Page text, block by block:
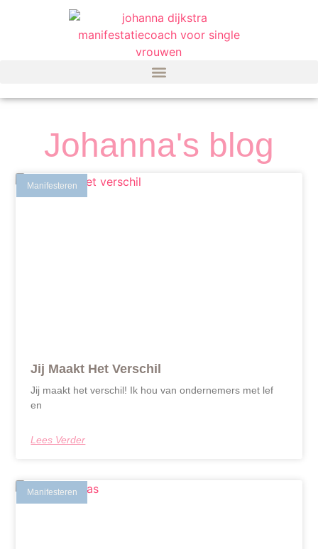
Johanna's blog
Manifesteren
Jij Maakt Het Verschil
Jij maakt het verschil! Ik hou van ondernemers met lef
en
Lees Verder
Manifesteren